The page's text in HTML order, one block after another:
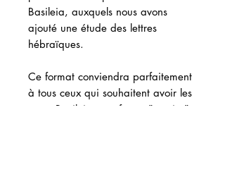
Basileia, auxquels nous avons
ajouté une étude des lettres
hébraïques.
Ce format conviendra parfaitement
à tous ceux qui souhaitent avoir les
cours Basileia sous forme "papier".